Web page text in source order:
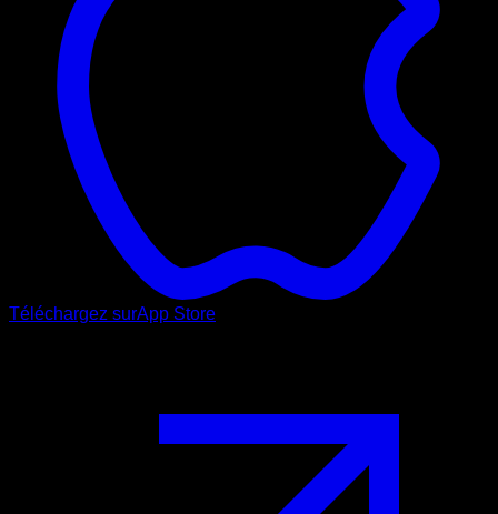
Téléchargez surApp Store